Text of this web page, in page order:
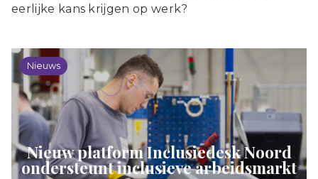
eerlijke kans krijgen op werk?
Nieuws
Nieuw platform Inclusiedesk Noord
ondersteunt inclusieve arbeidsmarkt